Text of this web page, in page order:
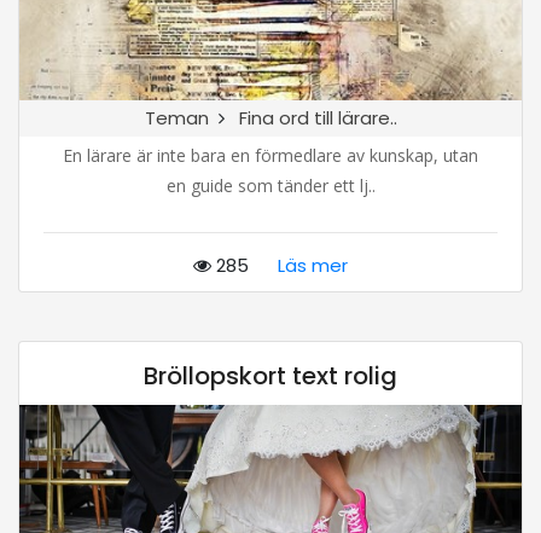
Teman Fina ord till lärare..
En lärare är inte bara en förmedlare av kunskap, utan
en guide som tänder ett lj..
285 Läs mer
Bröllopskort text rolig